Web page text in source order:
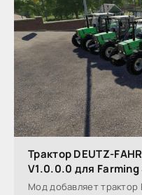
Трактор DEUTZ-
V1.0.0.0 для
Мод добавляет трактор